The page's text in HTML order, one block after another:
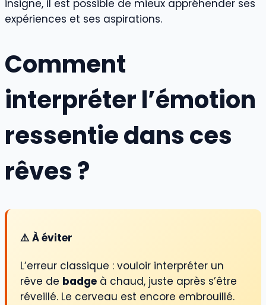
insigne, il est possible de mieux appréhender ses
expériences et ses aspirations.
Comment
interpréter l’émotion
ressentie dans ces
rêves ?
⚠️ À éviter
L’erreur classique : vouloir interpréter un
rêve de badge à chaud, juste après s’être
réveillé. Le cerveau est encore embrouillé.